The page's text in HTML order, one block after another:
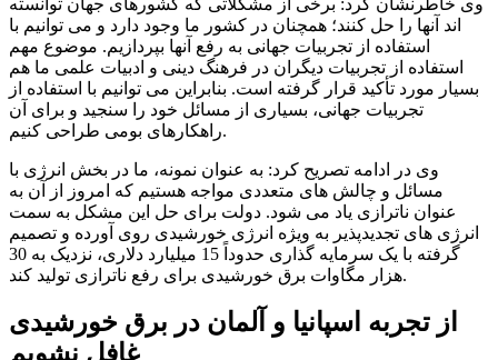
اند آنها را حل کنند؛ همچنان در کشور ما وجود دارد و می توانیم با
استفاده از تجربیات جهانی به رفع آنها بپردازیم. موضوع مهم
استفاده از تجربیات دیگران در فرهنگ دینی و ادبیات علمی ما هم
بسیار مورد تأکید قرار گرفته است. بنابراین می توانیم با استفاده از
تجربیات جهانی، بسیاری از مسائل خود را سنجید و برای آن
راهکارهای بومی طراحی کنیم.
وی در ادامه تصریح کرد: به عنوان نمونه، ما در بخش انرژی با
مسائل و چالش های متعددی مواجه هستیم که امروز از آن به
عنوان ناترازی یاد می شود. دولت برای حل این مشکل به سمت
انرژی های تجدیدپذیر به ویژه انرژی خورشیدی روی آورده و تصمیم
گرفته با یک سرمایه گذاری حدوداً 15 میلیارد دلاری، نزدیک به 30
هزار مگاوات برق خورشیدی برای رفع ناترازی تولید کند.
از تجربه اسپانیا و آلمان در برق خورشیدی
غافل نشویم